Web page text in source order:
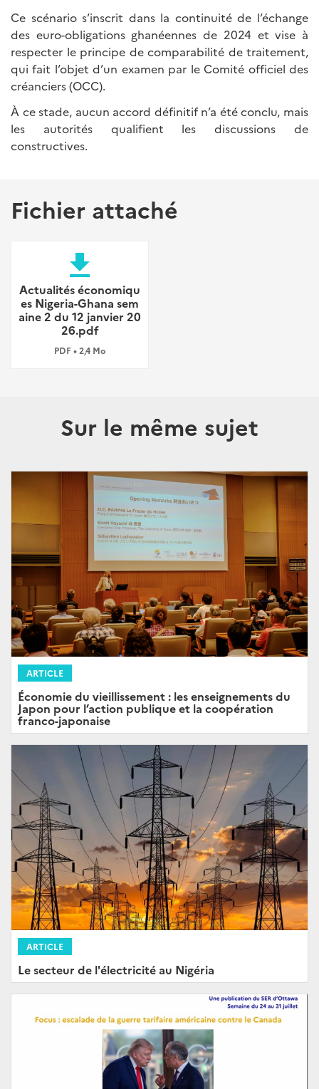
Ce scénario s’inscrit dans la continuité de l’échange
des euro-obligations ghanéennes de 2024 et vise à
respecter le principe de comparabilité de traitement,
qui fait l’objet d’un examen par le Comité officiel des
créanciers (OCC).
À ce stade, aucun accord définitif n’a été conclu, mais
les autorités qualifient les discussions de
constructives.
Fichier attaché
file_download
Actualités économiqu
es Nigeria-Ghana sem
aine 2 du 12 janvier 20
26.pdf
PDF • 2,4 Mo
Sur le même sujet
ARTICLE
Économie du vieillissement : les enseignements du
Japon pour l’action publique et la coopération
franco-japonaise
ARTICLE
Le secteur de l'électricité au Nigéria